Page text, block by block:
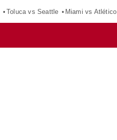
Toluca vs Seattle Miami vs Atlético